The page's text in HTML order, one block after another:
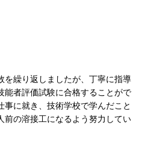
を繰り返しましたが、丁寧に指導
能者評価試験に合格することがで
事に就き、技術学校で学んだこと
前の溶接工になるよう努力してい